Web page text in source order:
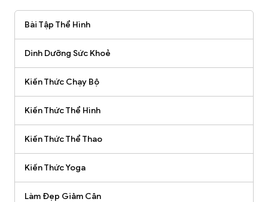
Bài Tập Thể Hình
Dinh Dưỡng Sức Khoẻ
Kiến Thức Chạy Bộ
Kiến Thức Thể Hình
Kiến Thức Thể Thao
Kiến Thức Yoga
Làm Đẹp Giảm Cân